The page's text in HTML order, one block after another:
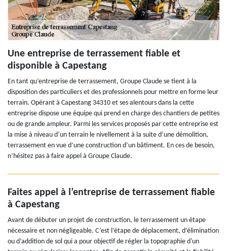
Une entreprise de terrassement fiable et
disponible à Capestang
En tant qu’entreprise de terrassement, Groupe Claude se tient à la
disposition des particuliers et des professionnels pour mettre en forme leur
terrain. Opérant à Capestang 34310 et ses alentours dans la cette
entreprise dispose une équipe qui prend en charge des chantiers de petites
ou de grande ampleur. Parmi les services proposés par cette entreprise est
la mise à niveau d’un terrain le nivellement à la suite d’une démolition,
terrassement en vue d’une construction d’un bâtiment. En ces de besoin,
n’hésitez pas à faire appel à Groupe Claude.
Faites appel à l’entreprise de terrassement fiable
à Capestang
Avant de débuter un projet de construction, le terrassement un étape
nécessaire et non négligeable. C’est l’étape de déplacement, d’élimination
ou d’addition de sol qui a pour objectif de régler la topographie d'un